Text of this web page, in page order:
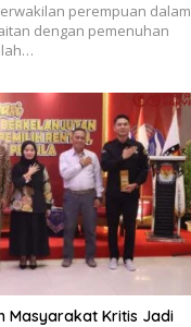
perempuan dalam
dengan pemenuhan
Masyarakat Kritis Jadi